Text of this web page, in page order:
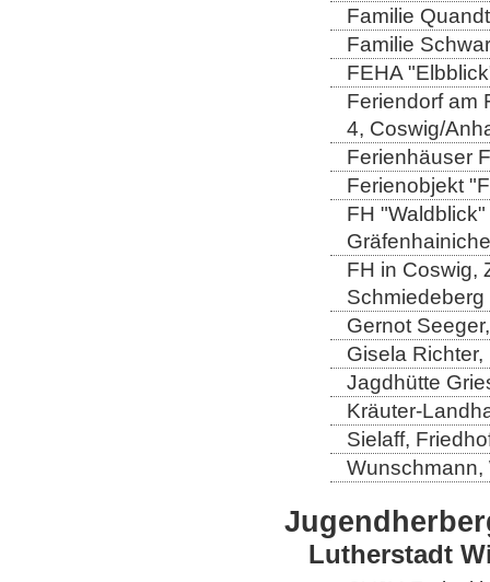
Familie
Familie
FEHA
Feriendorf am
4, Coswig/
Ferienhäuser
Ferienobjekt
FH
FH in Coswig,
Schmiedeberg
Gernot
Gisela
Jagdhütte
Kräuter-
Sielaff,
Wunschmann,
Lutherstadt